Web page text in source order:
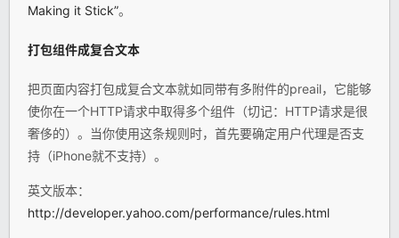
Making it Stick”。
打包组件成复合文本
把页面内容打包成复合文本就如同带有多附件的preail，它能够
使你在一个HTTP请求中取得多个组件（切记：HTTP请求是很
奢侈的）。当你使用这条规则时，首先要确定用户代理是否支
持（iPhone就不支持）。
英文版本：
http://developer.yahoo.com/performance/rules.html